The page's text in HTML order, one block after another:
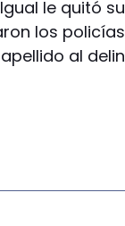
le quitó
los
al